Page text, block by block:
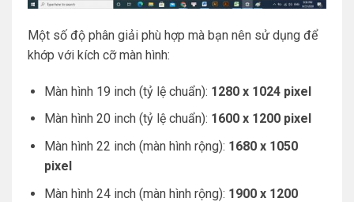
Một số độ phân giải phù hợp mà bạn nên sử dụng để
khớp với kích cỡ màn hình:
Màn hình 19 inch (tỷ lệ chuẩn): 1280 x 1024 pixel
Màn hình 20 inch (tỷ lệ chuẩn): 1600 x 1200 pixel
Màn hình 22 inch (màn hình rộng): 1680 x 1050
pixel
Màn hình 24 inch (màn hình rộng): 1900 x 1200